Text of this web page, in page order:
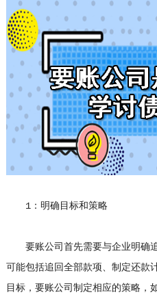
1：明确目标和策略
要账公司首先需要与企业明确
可能包括追回全部款项、制定还款
目标，要账公司制定相应的策略，